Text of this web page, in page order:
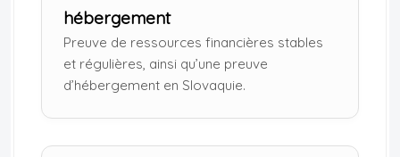
hébergement
Preuve de ressources financières stables
et régulières, ainsi qu’une preuve
d’hébergement en Slovaquie.